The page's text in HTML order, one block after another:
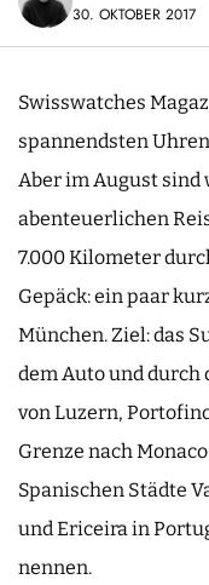
30. OKTOBER 2017
Swisswatches
spannendsten
Aber im August sind
abenteuerlichen
7.000 Kilometer
Gepäck: ein paar
München. Ziel: das
dem Auto und
von Luzern,
Grenze nach
Spanischen Städte
und Ericeira in
nennen.